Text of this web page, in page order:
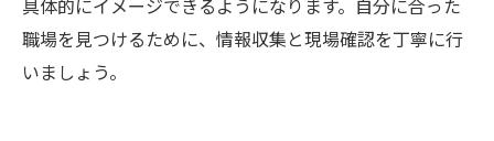
職場を見つけるために、情報収集と現場確認を丁寧に行
いましょう。